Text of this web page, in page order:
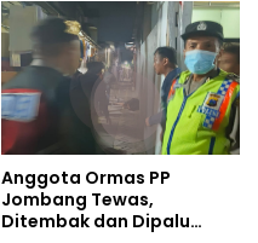
Anggota Ormas PP
Jombang Tewas,
Ditembak dan Dipalu